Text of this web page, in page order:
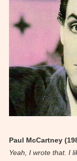
Paul McCartney
Yeah, I wrote that. I